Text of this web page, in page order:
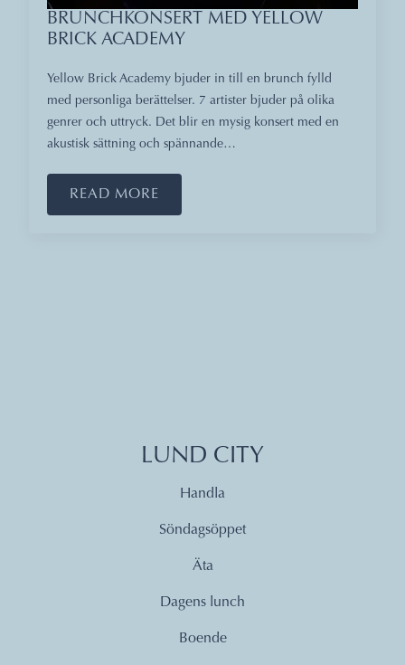
BRUNCHKONSERT MED YELLOW
BRICK ACADEMY
Yellow Brick Academy bjuder in till en brunch fylld
med personliga berättelser. 7 artister bjuder på olika
genrer och uttryck. Det blir en mysig konsert med en
akustisk sättning och spännande…
READ MORE
LUND CITY
Handla
Söndagsöppet
Äta
Dagens lunch
Boende